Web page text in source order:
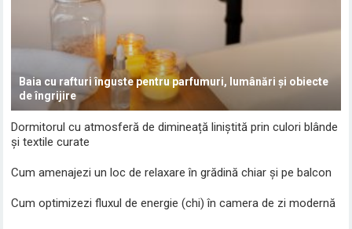
Baia cu rafturi înguste pentru parfumuri, lumânări și obiecte
de îngrijire
Dormitorul cu atmosferă de dimineață liniștită prin culori blânde
și textile curate
Cum amenajezi un loc de relaxare în grădină chiar și pe balcon
Cum optimizezi fluxul de energie (chi) în camera de zi modernă